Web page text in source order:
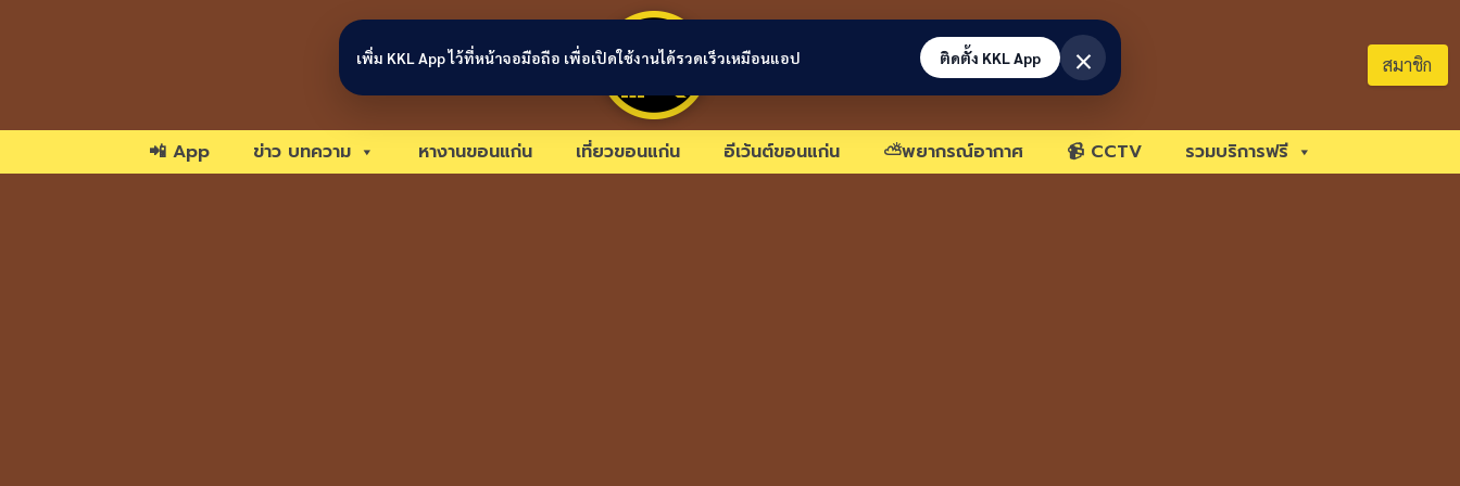
ขอนแก่นลิงก์ สมาชิก
📲 App ข่าว บทความ หางานขอนแก่น เที่ยวขอนแก่น อีเว้นต์ขอนแก่น ⛅พยากรณ์อากาศ 📹 CCTV รวมบริการฟรี
เพิ่ม KKL App ไว้ที่หน้าจอมือถือ เพื่อเปิดใช้งานได้รวดเร็วเหมือนแอป ติดตั้ง KKL App ×